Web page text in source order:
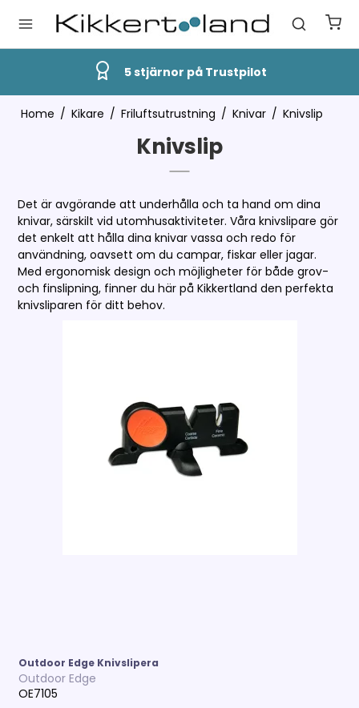
5 stjärnor på Trustpilot
Home / Kikare / Friluftsutrustning / Knivar / Knivslip
Knivslip
Det är avgörande att underhålla och ta hand om dina
knivar, särskilt vid utomhusaktiviteter. Våra knivslipare gör
det enkelt att hålla dina knivar vassa och redo för
användning, oavsett om du campar, fiskar eller jagar.
Med ergonomisk design och möjligheter för både grov-
och finslipning, finner du här på Kikkertland den perfekta
knivsliparen för ditt behov.
Outdoor Edge Knivslipera
Outdoor Edge
OE7105